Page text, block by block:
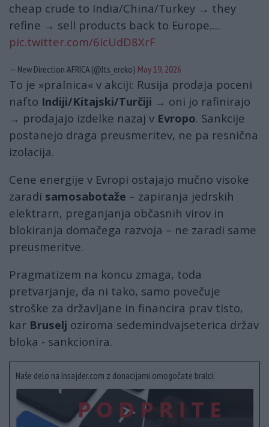
cheap crude to India/China/Turkey → they
refine → sell products back to Europe.…
pic.twitter.com/6IcUdD8XrF
— New Direction AFRICA (@Its_ereko) May 19, 2026
To je »pralnica« v akciji: Rusija prodaja poceni
nafto Indiji/Kitajski/Turčiji → oni jo rafinirajo
→ prodajajo izdelke nazaj v Evropo. Sankcije
postanejo draga preusmeritev, ne pa resnična
izolacija.
Cene energije v Evropi ostajajo mučno visoke
zaradi samosabotaže – zapiranja jedrskih
elektrarn, preganjanja občasnih virov in
blokiranja domačega razvoja – ne zaradi same
preusmeritve.
Pragmatizem na koncu zmaga, toda
pretvarjanje, da ni tako, samo povečuje
stroške za državljane in financira prav tisto,
kar Bruselj oziroma sedemindvajseterica držav
bloka - sankcionira.
Naše delo na Insajder.com z donacijami omogočate bralci.